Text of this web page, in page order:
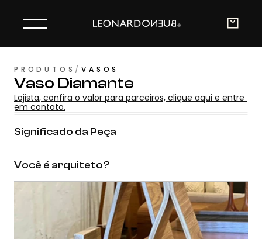
PRODUTOS /VASOS
Vaso Diamante
Lojista, confira o valor para parceiros, clique aqui e entre
em contato.
Significado da Peça
Você é arquiteto?